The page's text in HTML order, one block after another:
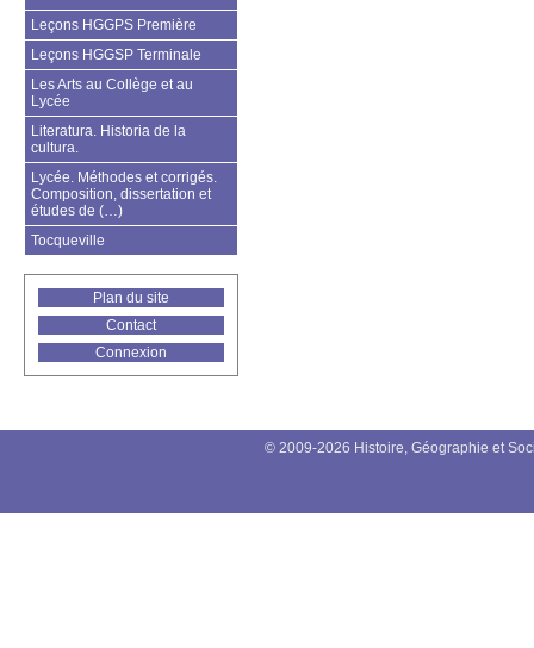
Leçons HGGPS Première
Leçons HGGSP Terminale
Les Arts au Collège et au
Lycée
Literatura. Historia de la
cultura.
Lycée. Méthodes et corrigés.
Composition, dissertation et
études de (…)
Tocqueville
Plan du site
Contact
Connexion
© 2009-2026 Histoire, Géographie et